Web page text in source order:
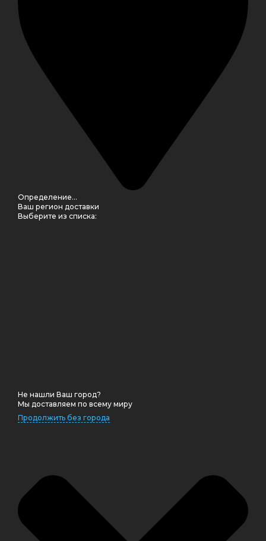
Определение...
Ваш регион доставки
Выберите из списка:
Не нашли Ваш город?
Мы доставляем по всему миру
Продолжить без города